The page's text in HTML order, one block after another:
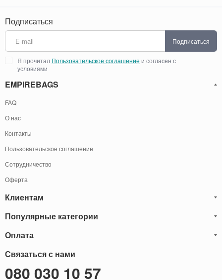
Подписаться
Подписаться
Я прочитал Пользовательское соглашение и согласен с
условиями
EMPIREBAGS
FAQ
О нас
Контакты
Пользовательское соглашение
Сотрудничество
Оферта
Клиентам
Блог
Обмен и Возврат
Карта сайта
Популярные категории
Мужские кожаные сумки
Саквояжи
Оплата
Оплату товаров можно
осуществить
Наличными
Связаться с нами
080 030 10 57